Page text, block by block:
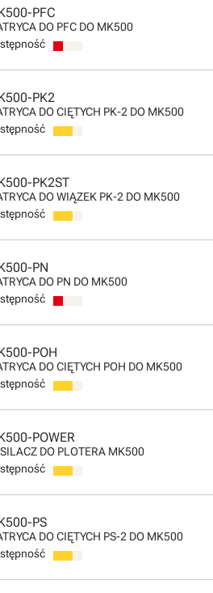
PFC
DO PFC DO MK500
PK2
DO CIĘTYCH PK-2 DO MK500
PK2ST
DO WIĄZEK PK-2 DO MK500
PN
DO PN DO MK500
POH
DO CIĘTYCH POH DO MK500
POWER
DO PLOTERA MK500
PS
DO CIĘTYCH PS-2 DO MK500